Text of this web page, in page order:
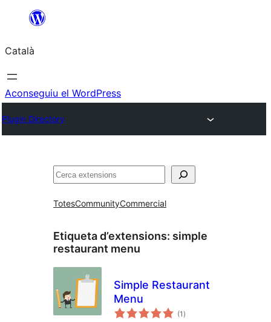
contingut
Català
Aconseguiu el WordPress
Plugin Directory
Cerca
TotesCommunityCommercial
Etiqueta d’extensions: simple
restaurant menu
Simple Restaurant
Menu
(1 puntuacions
totals
)